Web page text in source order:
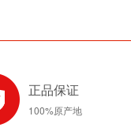
正品保证
100%原产地